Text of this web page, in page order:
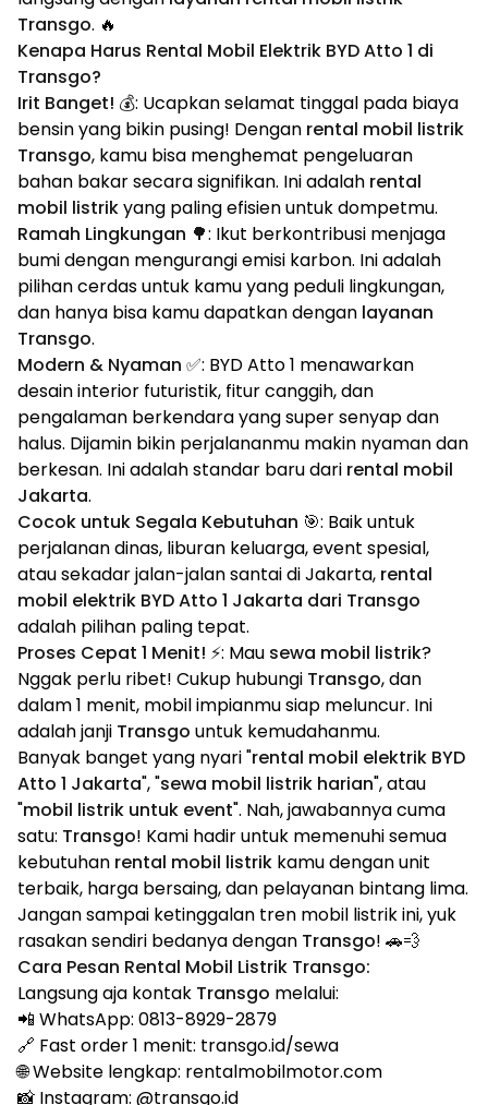
Transgo. 🔥
Kenapa Harus Rental Mobil Elektrik BYD Atto 1 di
Transgo?
Irit Banget! 💰: Ucapkan selamat tinggal pada biaya
bensin yang bikin pusing! Dengan rental mobil listrik
Transgo, kamu bisa menghemat pengeluaran
bahan bakar secara signifikan. Ini adalah rental
mobil listrikyang paling efisien untuk dompetmu.
Ramah Lingkungan 🌳: Ikut berkontribusi menjaga
bumi dengan mengurangi emisi karbon. Ini adalah
pilihan cerdas untuk kamu yang peduli lingkungan,
dan hanya bisa kamu dapatkan dengan layanan
Transgo.
Modern & Nyaman ✅: BYD Atto 1 menawarkan
desain interior futuristik, fitur canggih, dan
pengalaman berkendara yang super senyap dan
halus. Dijamin bikin perjalananmu makin nyaman dan
berkesan. Ini adalah standar baru dari rental mobil
Jakarta.
Cocok untuk Segala Kebutuhan 🎯: Baik untuk
perjalanan dinas, liburan keluarga, event spesial,
atau sekadar jalan-jalan santai di Jakarta, rental
mobil elektrik BYD Atto 1 Jakarta dari Transgo
adalah pilihan paling tepat.
Proses Cepat 1 Menit! ⚡: Mau sewa mobil listrik?
Nggak perlu ribet! Cukup hubungi Transgo, dan
dalam 1 menit, mobil impianmu siap meluncur. Ini
adalah janji Transgo untuk kemudahanmu.
Banyak banget yang nyari "rental mobil elektrik BYD
Atto 1 Jakarta", "sewa mobil listrik harian", atau
"mobil listrik untuk event". Nah, jawabannya cuma
satu: Transgo! Kami hadir untuk memenuhi semua
kebutuhan rental mobil listrik kamu dengan unit
terbaik, harga bersaing, dan pelayanan bintang lima.
Jangan sampai ketinggalan tren mobil listrik ini, yuk
rasakan sendiri bedanya dengan Transgo! 🚗💨
Cara Pesan Rental Mobil Listrik Transgo:
Langsung aja kontak Transgo melalui:
📲 WhatsApp: 0813-8929-2879
🔗 Fast order 1 menit: transgo.id/sewa
🌐 Website lengkap: rentalmobilmotor.com
📸 Instagram: @transgo.id